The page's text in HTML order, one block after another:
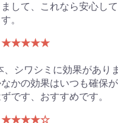
して、これなら安心し
。
★★★★★
シワシミに効果があり
かの効果はいつも確保が
です、おすすめです。
★★★★☆